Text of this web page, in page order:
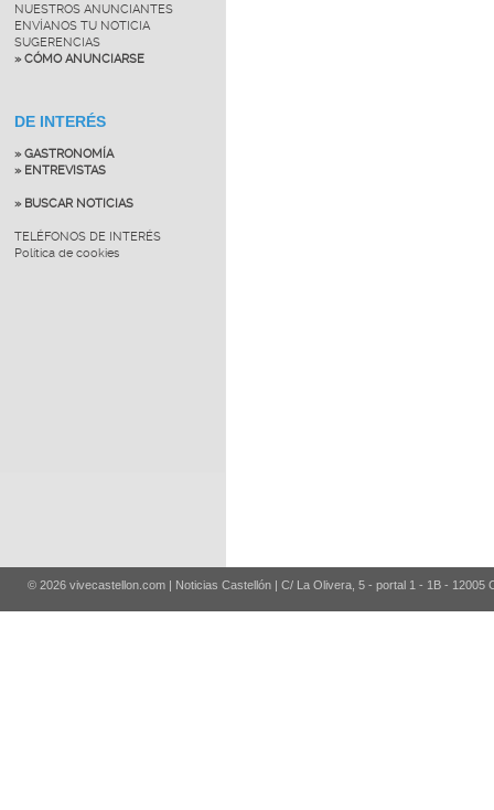
NUESTROS ANUNCIANTES
ENVÍANOS TU NOTICIA
SUGERENCIAS
» CÓMO ANUNCIARSE
DE INTERÉS
» GASTRONOMÍA
» ENTREVISTAS
» BUSCAR NOTICIAS
TELÉFONOS DE INTERÉS
Política de cookies
© 2026 vivecastellon.com | Noticias Castellón | C/ La Olivera, 5 - portal 1 - 1B - 12005